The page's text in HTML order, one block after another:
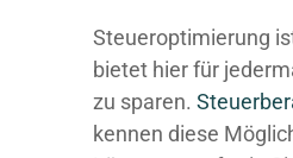
Steueroptimierung
bietet hier für
zu sparen.
kennen diese